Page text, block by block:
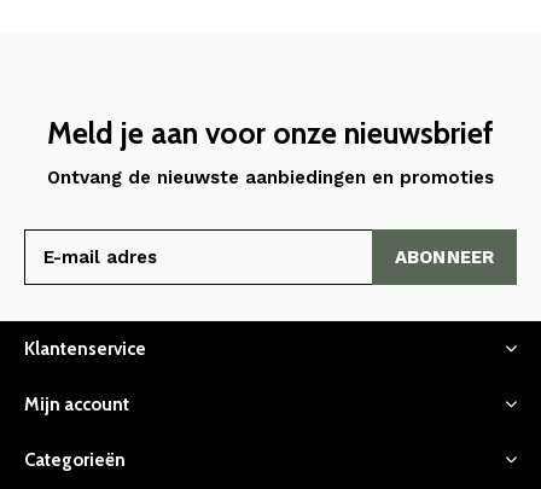
Meld je aan voor onze nieuwsbrief
Ontvang de nieuwste aanbiedingen en promoties
ABONNEER
Klantenservice
Mijn account
Categorieën